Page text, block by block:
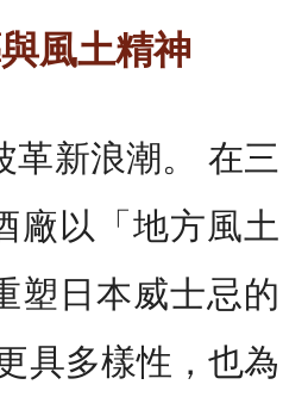
風土精神
革新浪潮。 在三
廠以「地方風土
塑日本威士忌的
具多樣性，也為